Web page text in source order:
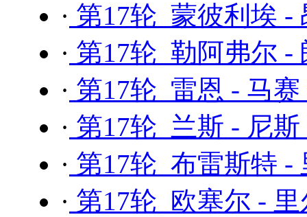
· 第17轮 蒙彼利埃 -
· 第17轮 勒阿弗尔 -
· 第17轮 雷恩 - 马赛
· 第17轮 兰斯 - 尼斯
· 第17轮 布雷斯特 -
· 第17轮 欧塞尔 -